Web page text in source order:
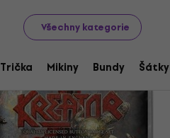
Všechny kategorie
Trička Mikiny Bundy Šátky
Nášivky, nažehlovačky a odznaky